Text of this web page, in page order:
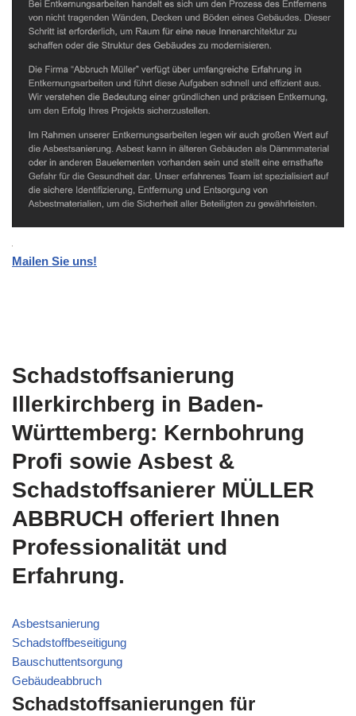
Mailen Sie uns!
Schadstoffsanierung
Illerkirchberg in Baden-
Württemberg: Kernbohrung
Profi sowie Asbest &
Schadstoffsanierer MÜLLER
ABBRUCH offeriert Ihnen
Professionalität und
Erfahrung.
Asbestsanierung
Schadstoffbeseitigung
Bauschuttentsorgung
Gebäudeabbruch
Schadstoffsanierungen für